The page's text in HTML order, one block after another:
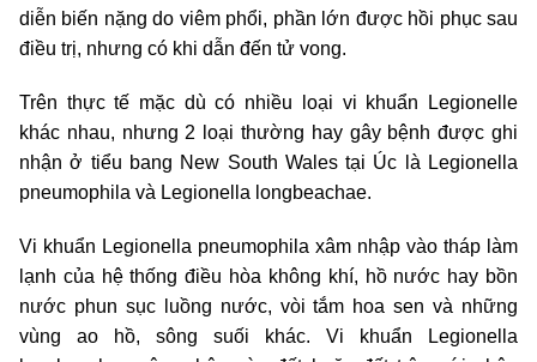
diễn biến nặng do viêm phổi, phần lớn được hồi phục sau
điều trị, nhưng có khi dẫn đến tử vong.
Trên thực tế mặc dù có nhiều loại vi khuẩn Legionelle
khác nhau, nhưng 2 loại thường hay gây bệnh được ghi
nhận ở tiểu bang New South Wales tại Úc là Legionella
pneumophila và Legionella longbeachae.
Vi khuẩn Legionella pneumophila xâm nhập vào tháp làm
lạnh của hệ thống điều hòa không khí, hồ nước hay bồn
nước phun sục luồng nước, vòi tắm hoa sen và những
vùng ao hồ, sông suối khác. Vi khuẩn Legionella